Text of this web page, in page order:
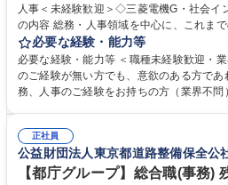
人事＜未経験歓迎＞◇三菱電機G・社会イン
の内容 総務・人事領域を中心に、これま
します。 ＜具体的には＞ ・総務/人事労務（給与・社保・勤怠管理など）
・採用・教育研修 ・福利厚生運用 など ※
採用や教育等の業務内容により、関西圏
出張もございます。 ※担当業務を持ちつつ
必要な経験・能力等
必要な経験・能力等 ＜職種未経験歓迎・
のご経験が無い方でも、意欲のある方で
務、人事のご経験をお持ちの方（業界不問） ■求める人物像：・社内
正社員
公益財団法人東京都道路整備保全公
【都庁グループ】総合職(事務)